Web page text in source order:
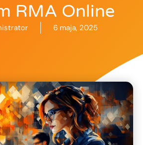
RMA Online
6 maja, 2025